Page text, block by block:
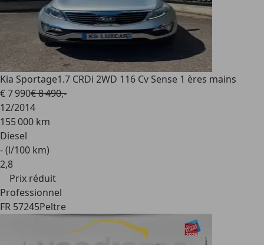
Kia Sportage1.7 CRDi 2WD 116 Cv Sense 1 ères mains
€ 7 990€ 8 490,-
12/2014
155 000 km
Diesel
- (l/100 km)
2,8
Prix réduit
Professionnel
FR 57245Peltre